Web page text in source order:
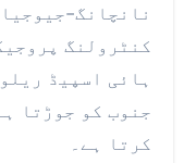
نانچانگ-
کنٹرولنگ
ہائی اسپیڈ
جنوب کو جوڑتا
کرتا ہے۔